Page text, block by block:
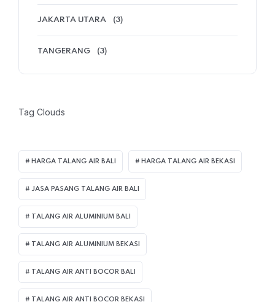
JAKARTA UTARA (3)
TANGERANG (3)
Tag Clouds
HARGA TALANG AIR BALI HARGA TALANG AIR BEKASI
JASA PASANG TALANG AIR BALI
TALANG AIR ALUMINIUM BALI
TALANG AIR ALUMINIUM BEKASI
TALANG AIR ANTI BOCOR BALI
TALANG AIR ANTI BOCOR BEKASI